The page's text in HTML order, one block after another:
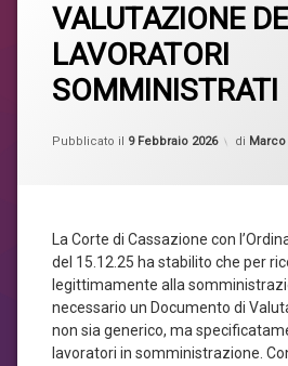
VALUTAZIONE
LAVORATORI
SOMMINISTRATI
Pubblicato il 9 Febbraio 2026 di Marco
La Corte di Cassazione con
del 15.12.25 ha stabilito che per
legittimamente alla
necessario un Documento di
non sia generico, ma
lavoratori in somministrazione.
Sicurezza
un
commento
su
VALUTAZIONE
DEI
RISCHI
SOMMINISTRATI